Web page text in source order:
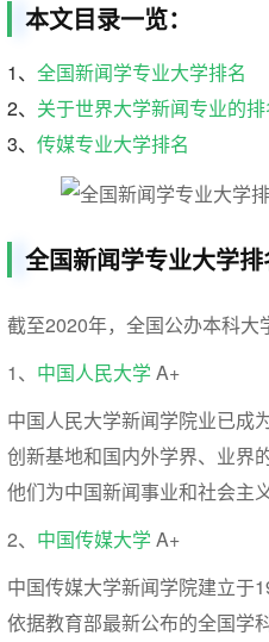
本文目录一览：
1、 全国新闻学专业大学排名
2、 关于世界大学新闻专业的排
3、 传媒专业大学排名
全国新闻学专业大学排
截至2020年，全国公办本科大
1、 中国人民大学A+
中国人民大学新闻学院业已成
创新基地和国内外学界、业界
他们为中国新闻事业和社会主
2、 中国传媒大学A+
中国传媒大学新闻学院建立于
依据教育部最新公布的全国学